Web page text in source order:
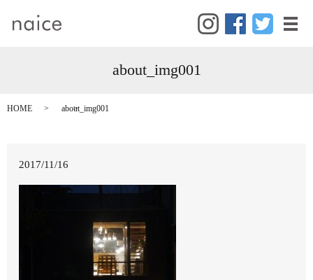
メ
about_img001
HOME about_img001
2017/11/16